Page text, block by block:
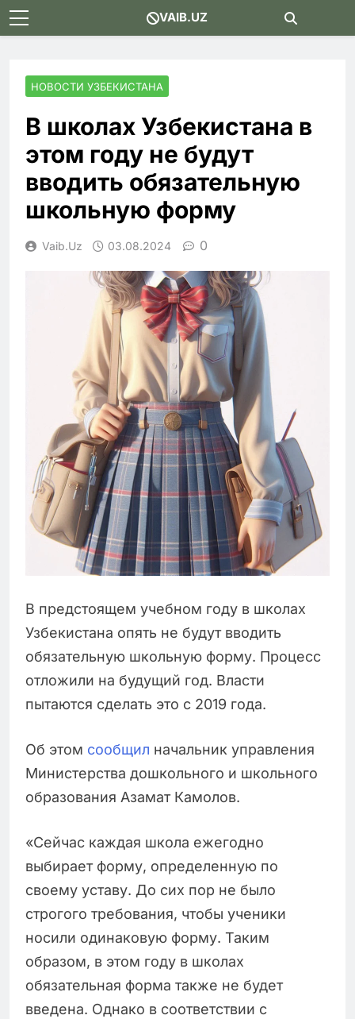
Skip
to
VAIB.UZ
НОВОСТИ УЗБЕКИСТАНА
В школах Узбекистана в
этом году не будут
вводить обязательную
школьную форму
Vaib.uz 03.08.2024 0
В предстоящем учебном году в школах
Узбекистана опять не будут вводить
обязательную школьную форму. Процесс
отложили на будущий год. Власти
пытаются сделать это с 2019 года.
Об этом сообщил начальник управления
Министерства дошкольного и школьного
образования Азамат Камолов.
«Сейчас каждая школа ежегодно
выбирает форму, определенную по
своему уставу. До сих пор не было
строгого требования, чтобы ученики
носили одинаковую форму. Таким
образом, в этом году в школах
обязательная форма также не будет
введена. Однако в соответствии с